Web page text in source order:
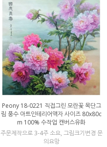
Peony 18-0221 직접그린 모란꽃 목단그
림 풍수 아트인테리어액자 사이즈 80x80c
m 100% 수작업 캔버스유화
주문제작으로 3-4주 소요, 그림크기변경 문
의요망